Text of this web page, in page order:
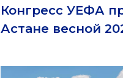
Конгресс УЕФА
Астане весной